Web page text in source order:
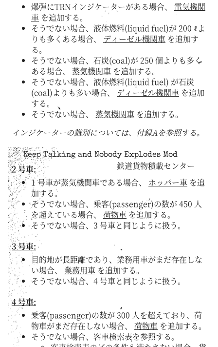
爆弾にTRNインジケーターがある場合、 電気機関
車 を追加する。
そうでない場合、液体燃料(liquid fuel)が 200 ℓよ
りも多くある場合、 ディーゼル機関車 を追加す
る。
そうでない場合、石炭(coal)が 250 個よりも多く
ある場合、 蒸気機関車 を追加する。
そうでない場合、液体燃料(liquid fuel) が石炭
(coal)よりも多い場合、 ディーゼル機関車 を追加
する。
そうでない場合、 蒸気機関車 を追加する。
インジケーターの識別については、付録Aを参照する。
Keep Talking and Nobody Explodes Mod
鉄道貨物積載センター
2 号車:
1 号車が蒸気機関車である場合、 ホッパー車 を追
加する。
そうでない場合、乗客(passenger)の数が 450 人
を超えている場合、 荷物車 を追加する。
そうでない場合、3 号車と同じように扱う。
3 号車:
目的地が長距離であり、業務用車がまだ存在しな
い場合、 業務用車 を追加する。
そうでない場合、4 号車と同じように扱う。
4 号車:
乗客(passenger)の数が 300 人を超えており、荷
物車がまだ存在しない場合、 荷物車 を追加する。
そうでない場合、客車検索表を参照する。